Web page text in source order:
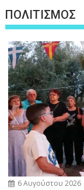
ΠΟΛΙΤΙΣΜΟΣ
6 Αυγούστου 2026